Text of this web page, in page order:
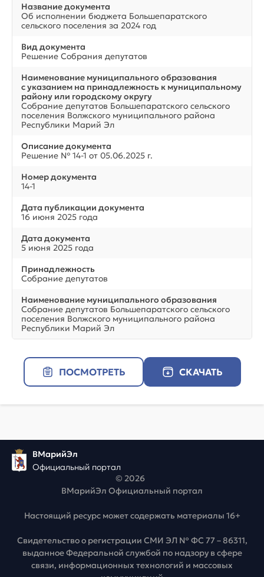
Название документа
Об исполнении бюджета Большепаратского
сельского поселения за 2024 год
Вид документа
Решение Собрания депутатов
Наименование муниципального образования
с указанием на принадлежность к муниципальному
району или городскому округу
Собрание депутатов Большепаратского сельского
поселения Волжского муниципального района
Республики Марий Эл
Описание документа
Решение № 14-1 от 05.06.2025 г.
Номер документа
14-1
Дата публикации документа
16 июня 2025 года
Дата документа
5 июня 2025 года
Принадлежность
Собрание депутатов
Наименование муниципального образования
Собрание депутатов Большепаратского сельского
поселения Волжского муниципального района
Республики Марий Эл
ПОСМОТРЕТЬ СКАЧАТЬ
ВМарийЭл
Официальный портал
© 2026
ВМарийЭл Официальный портал
Настоящий ресурс может содержать материалы 16+
Свидетельство о регистрации СМИ ЭЛ № ФС 77 – 86311,
выданное Федеральной службой по надзору в сфере
связи, информационных технологий и массовых